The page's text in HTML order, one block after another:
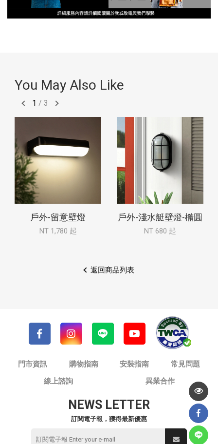
You May Also Like
1 / 3
戶外-留意壁燈
NT 1,780 起
戶外-淺水艇壁燈-橢圓
NT 680 起
返回商品列表
門市資訊 購物指南 安裝指南
常見問題
線上諮詢
異業合作
NEWS LETTER
訂閱電子報，獲得最新優惠